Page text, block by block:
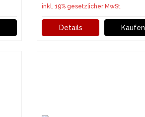
inkl. 19% gesetzlicher MwSt.
Details Kaufen